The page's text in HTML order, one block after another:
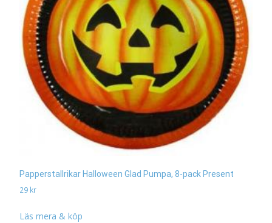
Papperstallrikar Halloween Glad Pumpa, 8-pack Present
29 kr
Läs mera & köp